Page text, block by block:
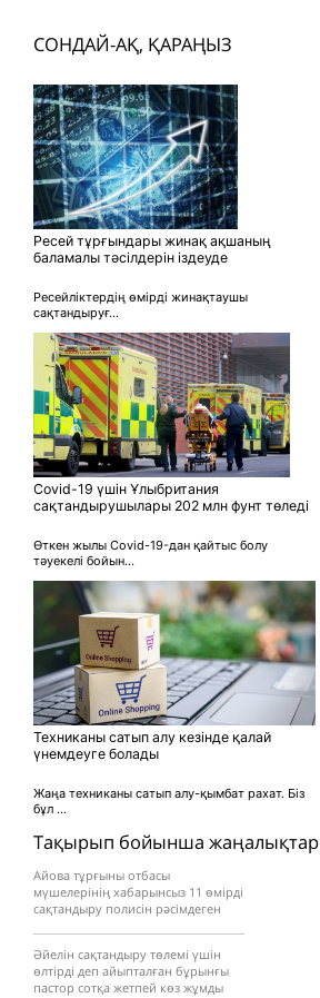
Тақырып бойынша жаңалықтар
Айова тұрғыны отбасы
мүшелерінің хабарынсыз 11 өмірді
сақтандыру полисін рәсімдеген
Әйелін сақтандыру төлемі үшін
өлтірді деп айыпталған бұрынғы
пастор сотқа жетпей көз жұмды
СОНДАЙ-АҚ, ҚАРАҢЫЗ
Ресей тұрғындары жинақ ақшаның
баламалы тәсілдерін іздеуде
Ресейліктердің өмірді жинақтаушы
сақтандыруғ...
Covid-19 үшін Ұлыбритания
сақтандырушылары 202 млн фунт төледі
Өткен жылы Covid-19-дан қайтыс болу
тәуекелі бойын...
Техниканы сатып алу кезінде қалай
үнемдеуге болады
Жаңа техниканы сатып алу-қымбат рахат. Біз
бұл ...